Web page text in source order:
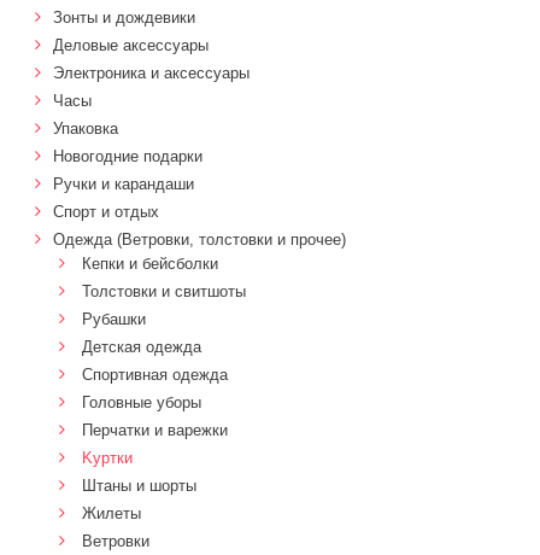
Зонты и дождевики
Деловые аксессуары
Электроника и аксессуары
Часы
Упаковка
Новогодние подарки
Ручки и карандаши
Спорт и отдых
Одежда (Ветровки, толстовки и прочее)
Кепки и бейсболки
Толстовки и свитшоты
Рубашки
Детская одежда
Спортивная одежда
Головные уборы
Перчатки и варежки
Kуртки
Штаны и шорты
Жилеты
Ветровки